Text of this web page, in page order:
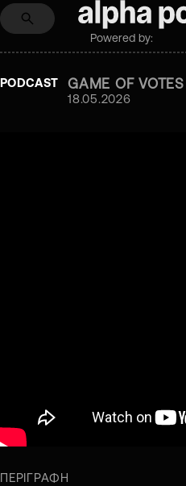
Powered by:
PODCAST GAME OF VOTES
18.05.2026
ΠΕΡΙΓΡΑΦΗ